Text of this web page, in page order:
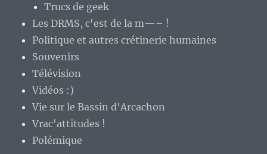
Trucs de geek
Les DRMS, c'est de la m—– !
Politique et autres crétinerie humaines
Souvenirs
Télévision
Vidéos :)
Vie sur le Bassin d'Arcachon
Vrac'attitudes !
Polémique